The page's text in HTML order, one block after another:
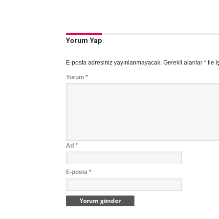
Yorum Yap
E-posta adresiniz yayınlanmayacak. Gerekli alanlar *ile
Yorum *
Ad *
E-posta *